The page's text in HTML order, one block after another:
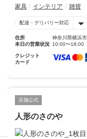
家具 インテリア 雑貨
配達・デリバリー対応
住所
神奈川県横浜
本日の営業状況 10:00〜18:00
クレジット
カード
店舗公式
人形のさのや